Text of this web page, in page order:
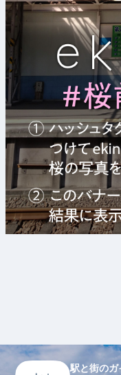
駅と街の